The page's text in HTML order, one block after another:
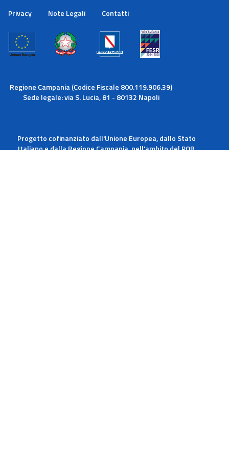
Privacy Note Legali Contatti
Regione Campania (Codice Fiscale 800.119.906.39)
Sede legale: via S. Lucia, 81 - 80132 Napoli
Progetto cofinanziato dall'Unione Europea, dallo Stato
Italiano e dalla Regione Campania, nell'ambito del POR
cookie.
Maggiori informazioni